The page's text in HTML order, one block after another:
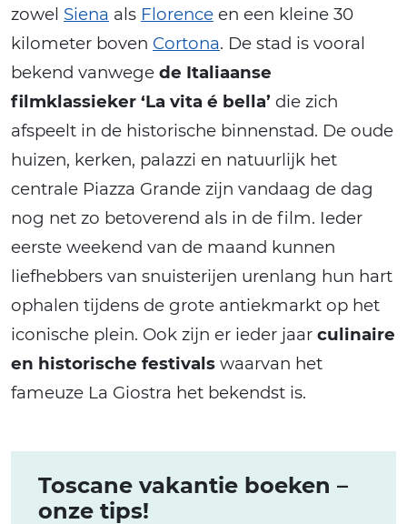
zowel Siena als Florence en een kleine 30
kilometer boven Cortona. De stad is vooral
bekend vanwege de Italiaanse
filmklassieker ‘La vita é bella’ die zich
afspeelt in de historische binnenstad. De oude
huizen, kerken, palazzi en natuurlijk het
centrale Piazza Grande zijn vandaag de dag
nog net zo betoverend als in de film. Ieder
eerste weekend van de maand kunnen
liefhebbers van snuisterijen urenlang hun hart
ophalen tijdens de grote antiekmarkt op het
iconische plein. Ook zijn er ieder jaar culinaire
en historische festivals waarvan het
fameuze La Giostra het bekendst is.
Toscane vakantie boeken –
onze tips!